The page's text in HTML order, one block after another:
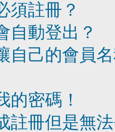
須註冊？
自動登出？
自己的會員
的密碼！
註冊但是無